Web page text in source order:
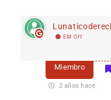
EM Off
Miembro
2 años hace